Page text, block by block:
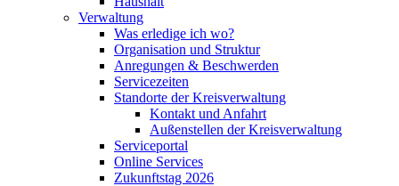
Verwaltung
Was erledige ich wo?
Organisation und Struktur
Anregungen & Beschwerden
Servicezeiten
Standorte der Kreisverwaltung
Kontakt und Anfahrt
Außenstellen der Kreisverwaltung
Serviceportal
Online Services
Zukunftstag 2026